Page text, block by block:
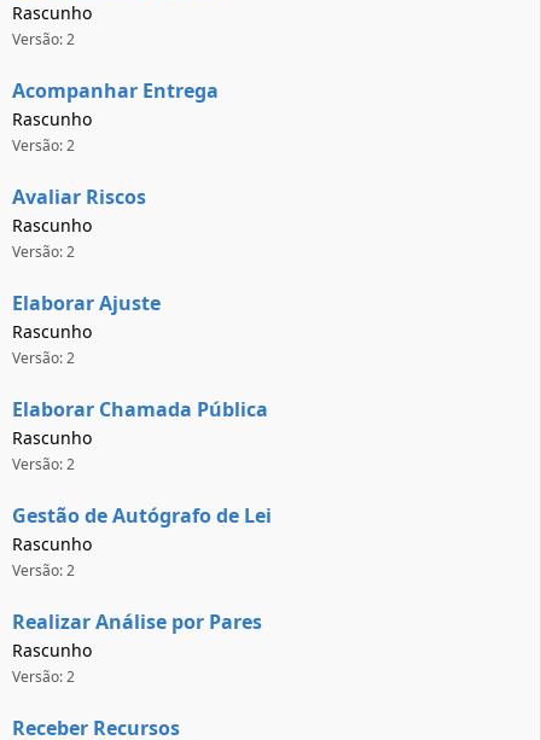
Rascunho
Versão: 2
Acompanhar Entrega
Rascunho
Versão: 2
Avaliar Riscos
Rascunho
Versão: 2
Elaborar Ajuste
Rascunho
Versão: 2
Elaborar Chamada Pública
Rascunho
Versão: 2
Gestão de Autógrafo de Lei
Rascunho
Versão: 2
Realizar Análise por Pares
Rascunho
Versão: 2
Receber Recursos